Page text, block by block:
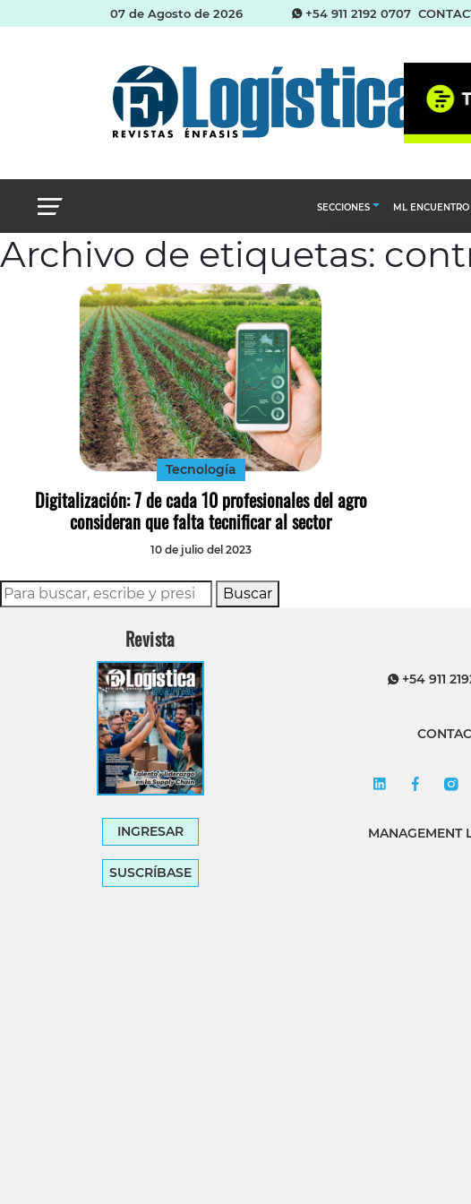
07 de Agosto de 2026 +54 911 2192 0707
SECCIONES
Abastecimiento y compras
ML ENCUENTRO
Archivo de etiquetas:
Tecnología
Digitalización: 7 de cada 10 profesionales del agro
consideran que falta tecnificar al sector
10 de julio del 2023
Buscar
Revista
INGRESAR
SUSCRÍBASE
+54 911
MANAGEMENT